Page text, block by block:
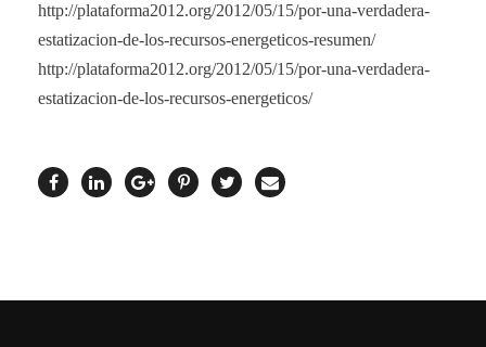
http://plataforma2012.org/2012/05/15/por-una-verdadera-
estatizacion-de-los-recursos-energeticos-resumen/
http://plataforma2012.org/2012/05/15/por-una-verdadera-
estatizacion-de-los-recursos-energeticos/